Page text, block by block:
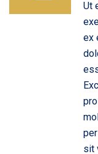
Ut
ex
sit